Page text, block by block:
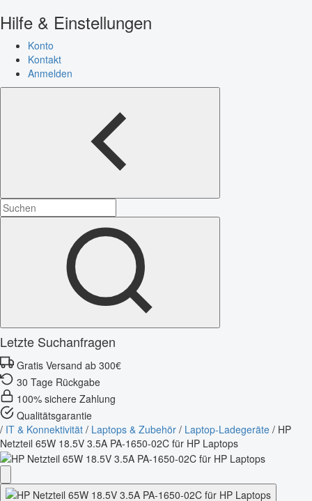
Hilfe & Einstellungen
Konto
Kontakt
Anmelden
Letzte Suchanfragen
Gratis Versand ab 300€
30 Tage Rückgabe
100% sichere Zahlung
Qualitätsgarantie
/ IT & Konnektivität / Laptops & Zubehör / Laptop-Ladegeräte / HP
Netzteil 65W 18.5V 3.5A PA-1650-02C für HP Laptops